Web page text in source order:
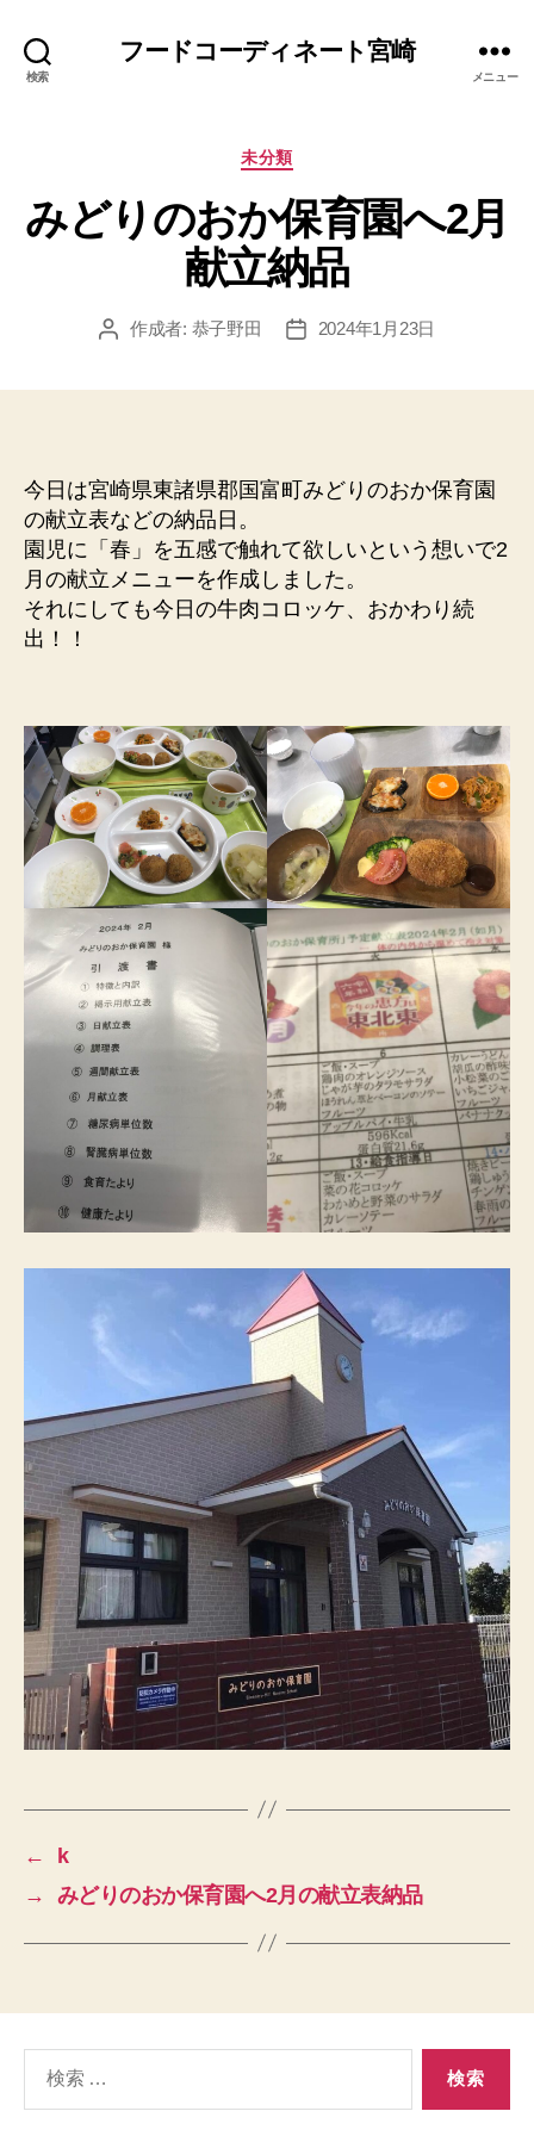
検索
フードコーディネート宮崎
メニュー
カ
ゴ
リ
ー
未分類
みどりのおか保育園へ2月
献立納品
投 作成者: 恭子野田
投
2024年1月23日
今日は宮崎県東諸県郡国富町みどりのおか保育園
の献立表などの納品日。
園児に「春」を五感で触れて欲しいという想いで2
月の献立メニューを作成しました。
それにしても今日の牛肉コロッケ、おかわり続
出！！
←
k
→
みどりのおか保育園へ2月の献立表納品